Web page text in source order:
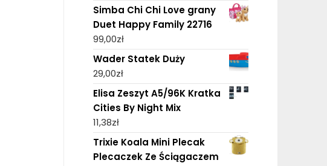
Simba Chi Chi Love grany
Duet Happy Family 22716
99,00zł
Wader Statek Duży
29,00zł
Elisa Zeszyt A5/96K Kratka
Cities By Night Mix
11,38zł
Trixie Koala Mini Plecak
Plecaczek Ze Ściągaczem